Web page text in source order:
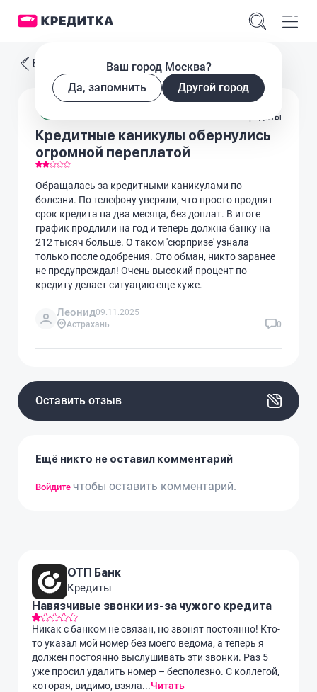
Ваш город Москва?
Да, запомнить
Другой город
Все отзывы
Кредитные каникулы обернулись
огромной переплатой
Кредиты
Обращалась за кредитными каникулами по
болезни. По телефону уверяли, что просто продлят
срок кредита на два месяца, без доплат. В итоге
график продлили на год и теперь должна банку на
212 тысяч больше. О таком 'сюрпризе' узнала
только после одобрения. Это обман, никто заранее
не предупреждал! Очень высокий процент по
кредиту делает ситуацию еще хуже.
Леонид09.11.2025
Астрахань
0
Оставить отзыв
Ещё никто не оставил комментарий
Войдите чтобы оставить комментарий.
ОТП Банк
Кредиты
Навязчивые звонки из-за чужого кредита
Никак с банком не связан, но звонят постоянно! Кто-
то указал мой номер без моего ведома, а теперь я
должен постоянно выслушивать эти звонки. Раз 5
уже просил удалить номер – бесполезно. С коллегой,
которая, видимо, взяла...Читать